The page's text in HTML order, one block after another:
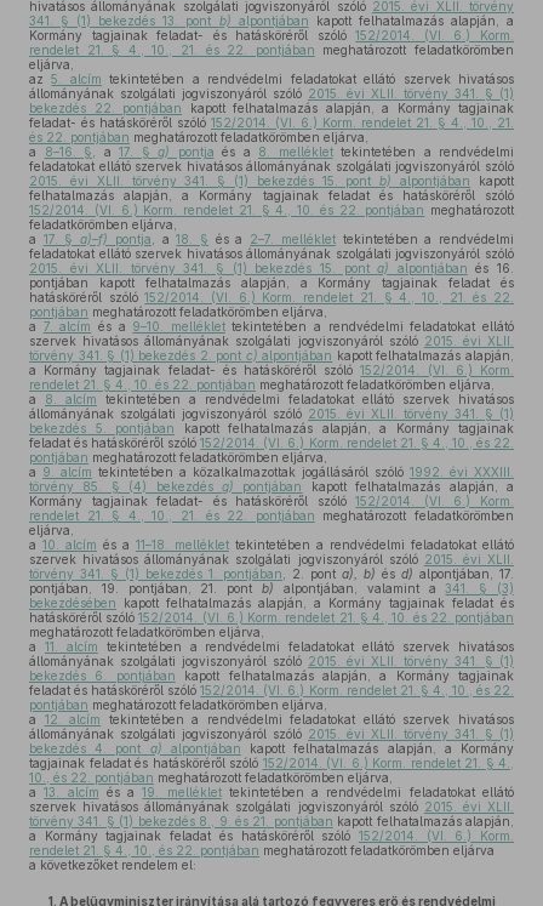
hivatásos állományának szolgálati jogviszonyáról szóló 2015. évi XLII. törvény
341. § (1) bekezdés 13. pont b) alpontjában kapott felhatalmazás alapján, a
Kormány tagjainak feladat- és hatásköréről szóló152/2014. (VI. 6.) Korm.
rendelet 21. § 4., 10., 21. és 22. pontjában meghatározott feladatkörömben
eljárva,
az5. alcím tekintetében a rendvédelmi feladatokat ellátó szervek hivatásos
állományának szolgálati jogviszonyáról szóló 2015. évi XLII. törvény 341. § (1)
bekezdés 22. pontjában kapott felhatalmazás alapján, a Kormány tagjainak
feladat- és hatásköréről szóló 152/2014. (VI. 6.) Korm. rendelet 21. § 4., 10., 21.
és 22. pontjában meghatározott feladatkörömben eljárva,
a
8–16. § , a 17. § g) pontja és a 8. melléklettekintetében a rendvédelmi
feladatokat ellátó szervek hivatásos állományának szolgálati jogviszonyáról szóló
2015. évi XLII. törvény 341. § (1) bekezdés 15. pontb) alpontjában kapott
felhatalmazás alapján, a Kormány tagjainak feladat és hatásköréről szóló
152/2014. (VI. 6.) Korm. rendelet 21. § 4., 10. és 22. pontjában meghatározott
feladatkörömben eljárva,
a 17. §a)–f) pontja , a18. § és a 2–7. melléklettekintetében a rendvédelmi
feladatokat ellátó szervek hivatásos állományának szolgálati jogviszonyáról szóló
2015. évi XLII. törvény 341. § (1) bekezdés 15. ponta) alpontjában és 16.
pontjában kapott felhatalmazás alapján, a Kormány tagjainak feladat és
hatásköréről szóló152/2014. (VI. 6.) Korm. rendelet 21. § 4., 10., 21. és 22.
pontjában meghatározott feladatkörömben eljárva,
a 7. alcím és a 9–10. melléklettekintetében a rendvédelmi feladatokat ellátó
szervek hivatásos állományának szolgálati jogviszonyáról szóló 2015. évi XLII.
törvény 341. § (1) bekezdés 2. pont c) alpontjában kapott felhatalmazás alapján,
a Kormány tagjainak feladat- és hatásköréről szóló152/2014. (VI. 6.) Korm.
rendelet 21. § 4., 10. és 22. pontjában meghatározott feladatkörömben eljárva,
a 8. alcím tekintetében a rendvédelmi feladatokat ellátó szervek hivatásos
állományának szolgálati jogviszonyáról szóló 2015. évi XLII. törvény 341. § (1)
bekezdés 5. pontjában kapott felhatalmazás alapján, a Kormány tagjainak
feladat és hatásköréről szóló152/2014. (VI. 6.) Korm. rendelet 21. § 4., 10., és 22.
pontjában meghatározott feladatkörömben eljárva,
a 9. alcím tekintetében a közalkalmazottak jogállásáról szóló 1992. évi XXXIII.
törvény 85. § (4) bekezdés g) pontjában
kapott felhatalmazás alapján, a
Kormány tagjainak feladat- és hatásköréről szóló152/2014. (VI. 6.) Korm.
rendelet 21. § 4., 10., 21. és 22. pontjában meghatározott feladatkörömben
eljárva,
a 10. alcím és a 11–18. melléklet tekintetében a rendvédelmi feladatokat ellátó
szervek hivatásos állományának szolgálati jogviszonyáról szóló 2015. évi XLII.
törvény 341. § (1) bekezdés 1. pontjában , 2. pont a), b) és d) alpontjában, 17.
pontjában, 19. pontjában, 21. pontb) alpontjában, valamint a341. § (3)
bekezdésében kapott felhatalmazás alapján, a Kormány tagjainak feladat és
hatásköréről szóló152/2014. (VI. 6.) Korm. rendelet 21. § 4., 10. és 22. pontjában
meghatározott feladatkörömben eljárva,
a 11. alcím tekintetében a rendvédelmi feladatokat ellátó szervek hivatásos
állományának szolgálati jogviszonyáról szóló 2015. évi XLII. törvény 341. § (1)
bekezdés 6. pontjában kapott felhatalmazás alapján, a Kormány tagjainak
feladat és hatásköréről szóló152/2014. (VI. 6.) Korm. rendelet 21. § 4., 10., és 22.
pontjában meghatározott feladatkörömben eljárva,
a 12. alcím tekintetében a rendvédelmi feladatokat ellátó szervek hivatásos
állományának szolgálati jogviszonyáról szóló 2015. évi XLII. törvény 341. § (1)
bekezdés 4. pont a) alpontjában kapott felhatalmazás alapján, a Kormány
tagjainak feladat és hatásköréről szóló 152/2014. (VI. 6.) Korm. rendelet 21. § 4.,
10., és 22. pontjában meghatározott feladatkörömben eljárva,
a13. alcím és a19. melléklettekintetében a rendvédelmi feladatokat ellátó
szervek hivatásos állományának szolgálati jogviszonyáról szóló 2015. évi XLII.
törvény 341. § (1) bekezdés 8., 9. és 21. pontjában kapott felhatalmazás alapján,
a Kormány tagjainak feladat és hatásköréről szóló 152/2014. (VI. 6.) Korm.
rendelet 21. § 4., 10., és 22. pontjában meghatározott feladatkörömben eljárva
a következőket rendelem el:
1. A belügyminiszter irányítása alá tartozó fegyveres erő és rendvédelmi